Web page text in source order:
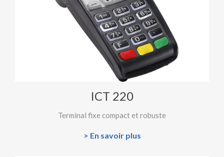
ICT 220
Terminal fixe compact et robuste
> En savoir plus